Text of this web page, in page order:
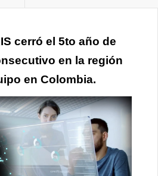
cerró el 5to año de
en la región
en Colombia.